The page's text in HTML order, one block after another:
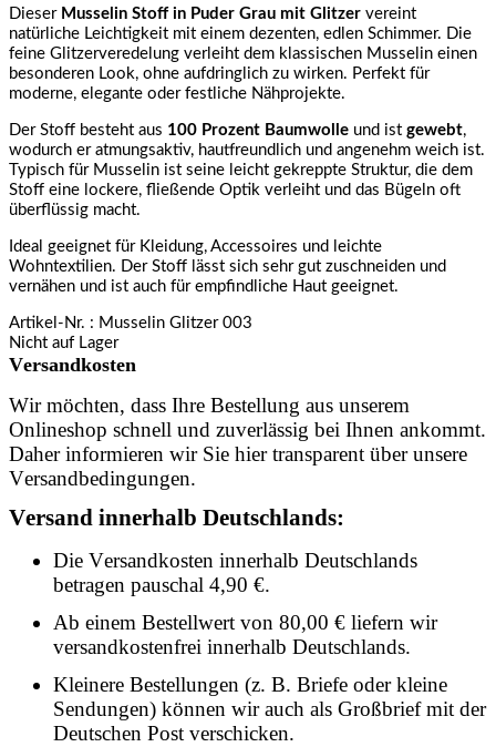
Dieser Musselin Stoff in Puder Grau mit Glitzer vereint
natürliche Leichtigkeit mit einem dezenten, edlen Schimmer. Die
feine Glitzerveredelung verleiht dem klassischen Musselin einen
besonderen Look, ohne aufdringlich zu wirken. Perfekt für
moderne, elegante oder festliche Nähprojekte.
Der Stoff besteht aus 100 Prozent Baumwolle und ist gewebt,
wodurch er atmungsaktiv, hautfreundlich und angenehm weich ist.
Typisch für Musselin ist seine leicht gekreppte Struktur, die dem
Stoff eine lockere, fließende Optik verleiht und das Bügeln oft
überflüssig macht.
Ideal geeignet für Kleidung, Accessoires und leichte
Wohntextilien. Der Stoff lässt sich sehr gut zuschneiden und
vernähen und ist auch für empfindliche Haut geeignet.
Artikel-Nr. : Musselin Glitzer 003
Nicht auf Lager
Versandkosten
Wir möchten, dass Ihre Bestellung aus unserem
Onlineshop schnell und zuverlässig bei Ihnen ankommt.
Daher informieren wir Sie hier transparent über unsere
Versandbedingungen.
Versand innerhalb Deutschlands:
Die Versandkosten innerhalb Deutschlands
betragen pauschal 4,90 €.
Ab einem Bestellwert von 80,00 € liefern wir
versandkostenfrei innerhalb Deutschlands.
Kleinere Bestellungen (z. B. Briefe oder kleine
Sendungen) können wir auch als Großbrief mit der
Deutschen Post verschicken.